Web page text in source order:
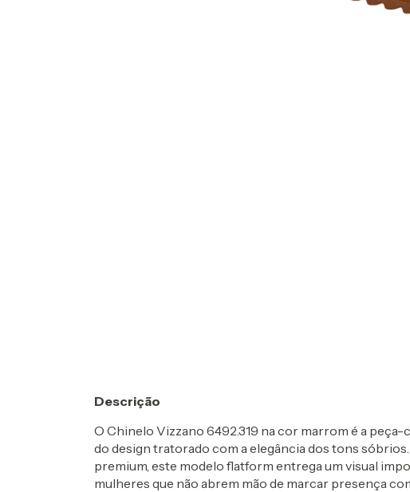
Descrição
O Chinelo Vizzano 6492.319 na cor marrom é a peça-
do design tratorado com a elegância dos tons
premium , este modelo flatform entrega um visual
mulheres que não abrem mão de marcar presença